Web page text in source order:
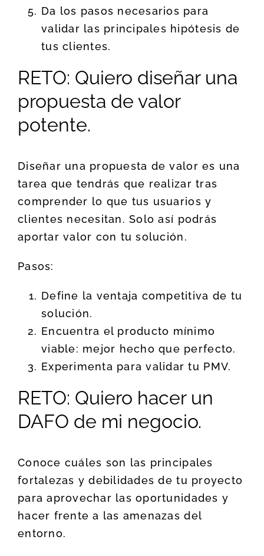
Da los pasos necesarios para
validar las principales hipótesis de
tus clientes.
RETO: Quiero diseñar una
propuesta de valor
potente.
Diseñar una propuesta de valor es una
tarea que tendrás que realizar tras
comprender lo que tus usuarios y
clientes necesitan. Solo así podrás
aportar valor con tu solución.
Pasos:
Define la ventaja competitiva de tu
solución.
Encuentra el producto mínimo
viable: mejor hecho que perfecto.
Experimenta para validar tu PMV.
RETO: Quiero hacer un
DAFO de mi negocio.
Conoce cuáles son las principales
fortalezas y debilidades de tu proyecto
para aprovechar las oportunidades y
hacer frente a las amenazas del
entorno.